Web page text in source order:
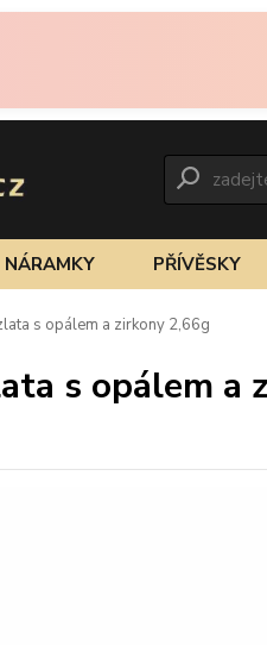
NÁRAMKY PŘÍVĚSKY
s opálem a zirkony 2,66g
s opálem a